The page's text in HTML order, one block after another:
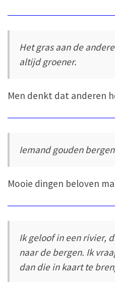
Het gras aan de
altijd groener.
Men denkt dat anderen
Iemand gouden
Mooie dingen beloven
Ik geloof in een rivier,
naar de bergen. Ik
dan die in kaart te